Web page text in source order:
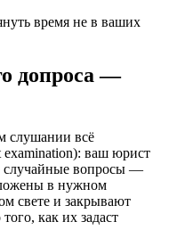
время не в ваших
допроса —
слушании всё
examination): ваш юрист
случайные вопросы —
в нужном
свете и закрывают
как их задаст